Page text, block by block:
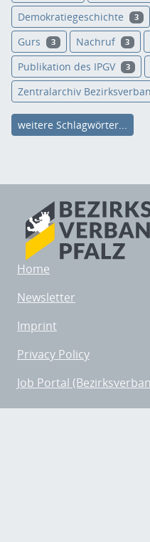
Demokratiegeschichte 3
Gurs 3 Nachruf 3
Publikation des IPGV 3
Zentralarchiv
weitere Schlagwörter...
Home
Newsletter
Imprint
Privacy Policy
Job Portal